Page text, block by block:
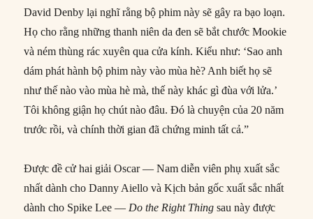
David Denby lại nghĩ rằng bộ phim này sẽ gây ra bạo loạn.
Họ cho rằng những thanh niên da đen sẽ bắt chước Mookie
và ném thùng rác xuyên qua cửa kính. Kiểu như: ‘Sao anh
dám phát hành bộ phim này vào mùa hè? Anh biết họ sẽ
như thế nào vào mùa hè mà, thế này khác gì đùa với lửa.’
Tôi không giận họ chút nào đâu. Đó là chuyện của 20 năm
trước rồi, và chính thời gian đã chứng minh tất cả.”
Được đề cử hai giải Oscar — Nam diễn viên phụ xuất sắc
nhất dành cho Danny Aiello và Kịch bản gốc xuất sắc nhất
dành cho Spike Lee — Do the Right Thing sau này được